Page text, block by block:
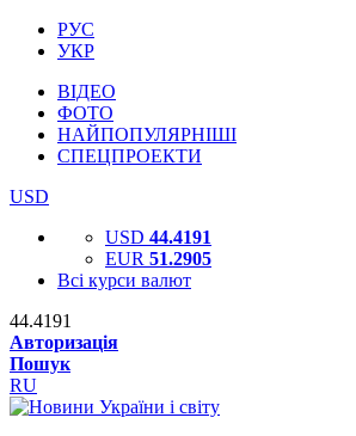
РУС
УКР
ВІДЕО
ФОТО
НАЙПОПУЛЯРНІШІ
СПЕЦПРОЕКТИ
USD
USD 44.4191
EUR 51.2905
Всі курси валют
44.4191
Авторизація
Пошук
RU